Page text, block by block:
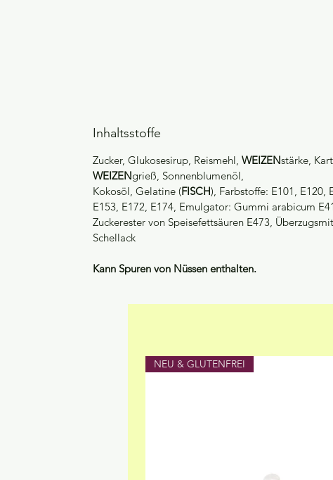
Inhaltsstoffe
Zucker, Glukosesirup, Reismehl, WEIZENstärke,
WEIZENgrieß, Sonnenblumenöl,
Kokosöl, Gelatine (FISCH), Farbstoffe: E101, E120,
E153, E172, E174, Emulgator: Gummi arabicum
Zuckerester von Speisefettsäuren E473,
Schellack
Kann Spuren von Nüssen enthalten.
NEU & GLUTENFREI